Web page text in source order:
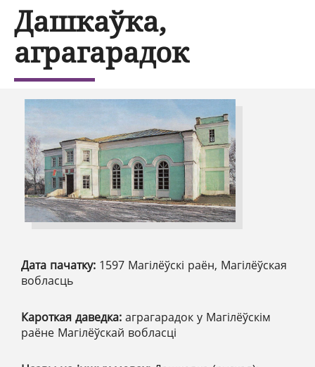
Дашкаўка,
аграгарадок
Дата пачатку: 1597 Магілёўскі раён, Магілёўская
вобласць
Кароткая даведка: аграгарадок у Магілёўскім
раёне Магілёўскай вобласці